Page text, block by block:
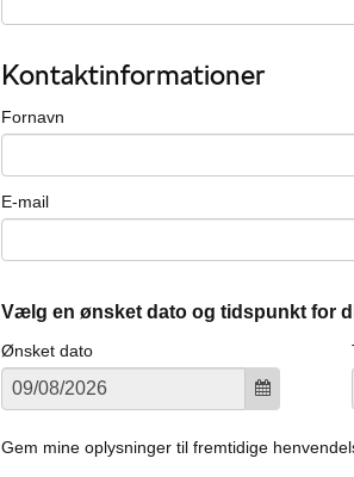
Kontaktinformationer
Fornavn
E-mail
Vælg en ønsket dato og tidspunkt for
Ønsket dato
Gem mine oplysninger til fremtidige